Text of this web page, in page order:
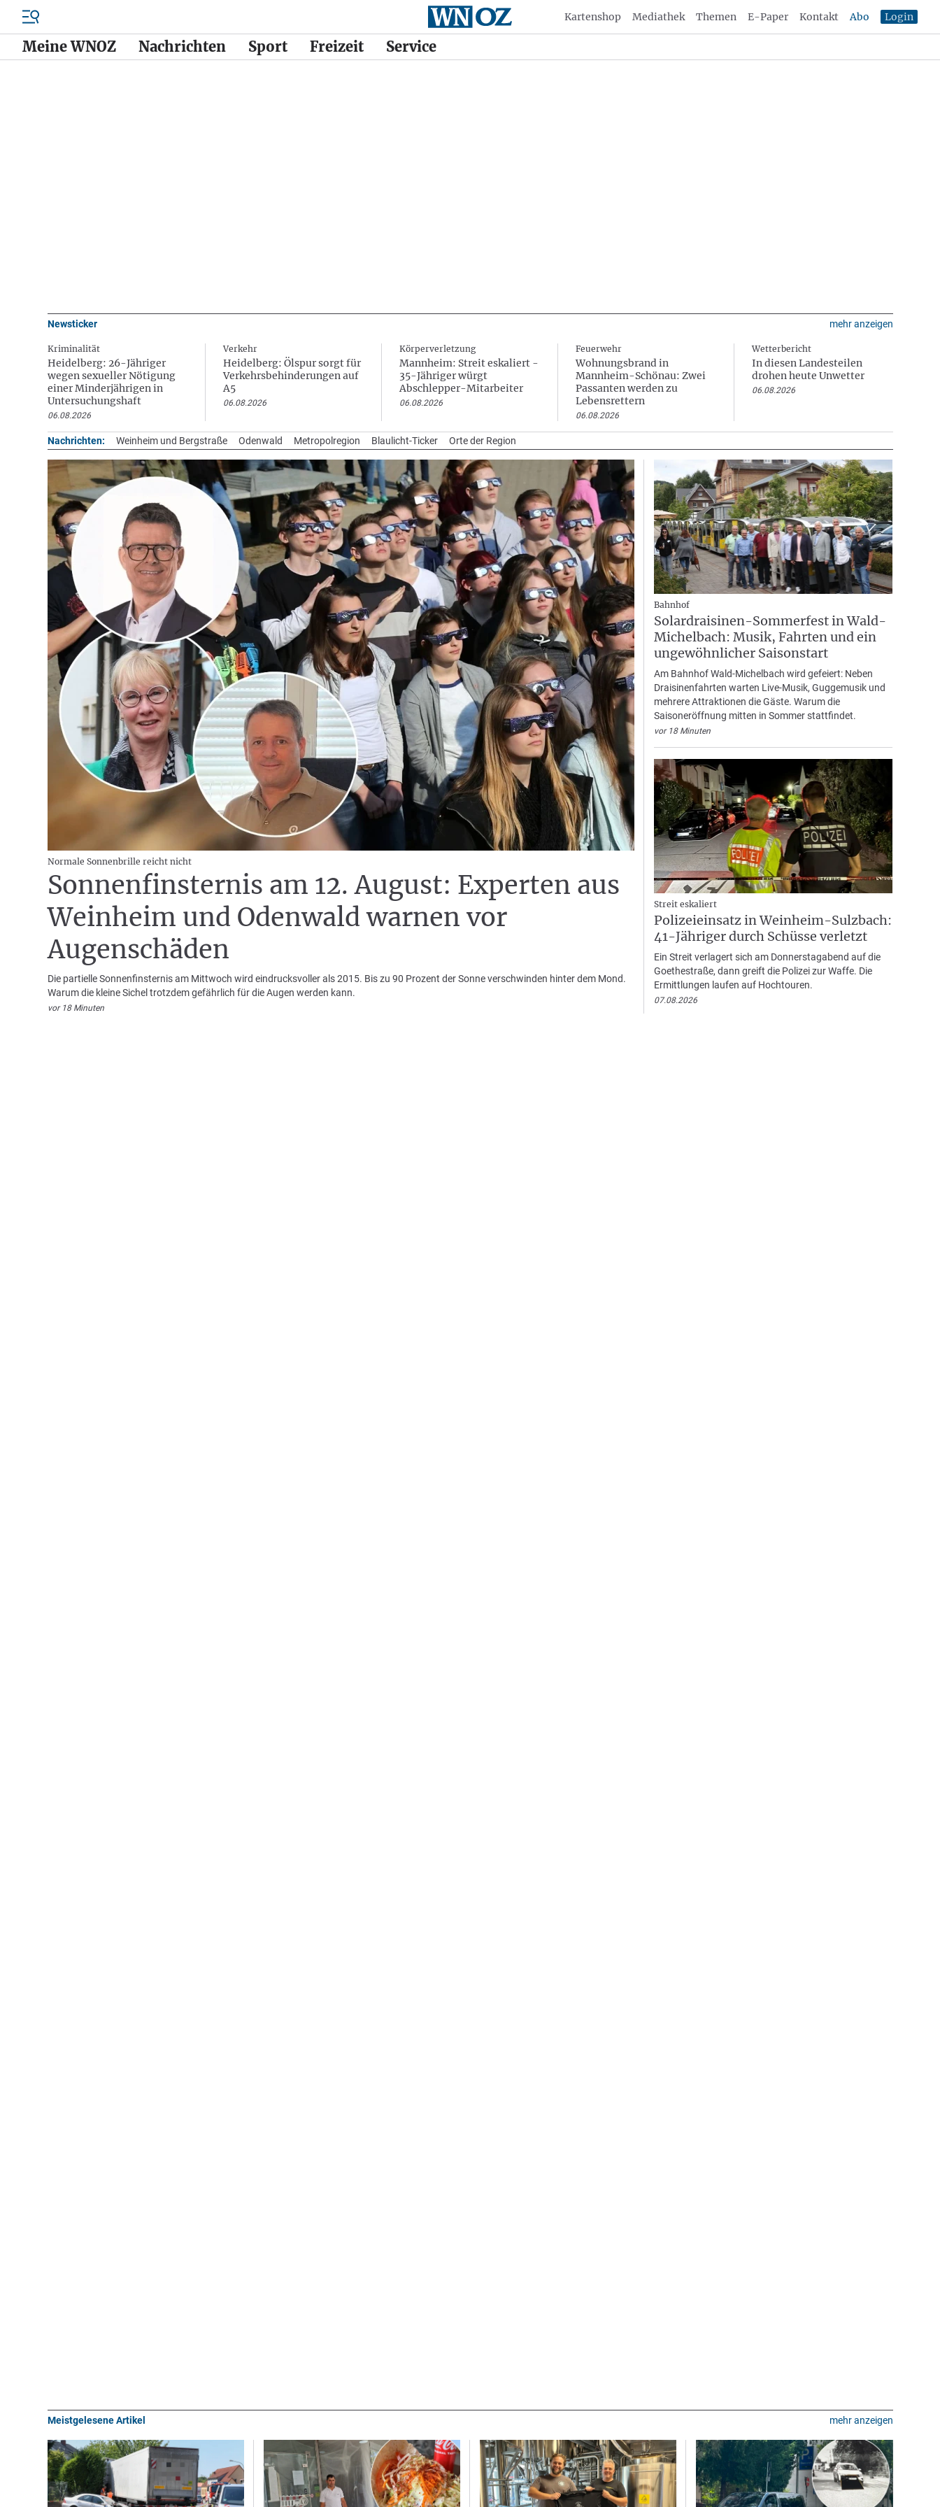
Kartenshop Mediathek Themen E-Paper Kontakt Abo Login
Meine WNOZ Nachrichten Sport Freizeit Service
Newsticker mehr anzeigen
Kriminalität
Heidelberg: 26-Jähriger
wegen sexueller Nötigung
einer Minderjährigen in
Untersuchungshaft
06.08.2026
Verkehr
Heidelberg: Ölspur sorgt für
Verkehrsbehinderungen auf
A5
06.08.2026
Körperverletzung
Mannheim: Streit eskaliert -
35-Jähriger würgt
Abschlepper-Mitarbeiter
06.08.2026
Feuerwehr
Wohnungsbrand in
Mannheim-Schönau: Zwei
Passanten werden zu
Lebensrettern
06.08.2026
Wetterbericht
In diesen Landesteilen
drohen heute Unwetter
06.08.2026
Nachrichten: Weinheim und Bergstraße Odenwald Metropolregion Blaulicht-Ticker Orte der Region
Normale Sonnenbrille reicht nicht
Sonnenfinsternis am 12. August: Experten aus
Weinheim und Odenwald warnen vor
Augenschäden
Die partielle Sonnenfinsternis am Mittwoch wird eindrucksvoller als 2015. Bis zu 90 Prozent der Sonne verschwinden hinter dem Mond.
Warum die kleine Sichel trotzdem gefährlich für die Augen werden kann.
vor 18 Minuten
Bahnhof
Solardraisinen-Sommerfest in Wald-
Michelbach: Musik, Fahrten und ein
ungewöhnlicher Saisonstart
Am Bahnhof Wald-Michelbach wird gefeiert: Neben
Draisinenfahrten warten Live-Musik, Guggemusik und
mehrere Attraktionen die Gäste. Warum die
Saisoneröffnung mitten in Sommer stattfindet.
vor 18 Minuten
Streit eskaliert
Polizeieinsatz in Weinheim-Sulzbach:
41-Jähriger durch Schüsse verletzt
Ein Streit verlagert sich am Donnerstagabend auf die
Goethestraße, dann greift die Polizei zur Waffe. Die
Ermittlungen laufen auf Hochtouren.
07.08.2026
Meistgelesene Artikel mehr anzeigen